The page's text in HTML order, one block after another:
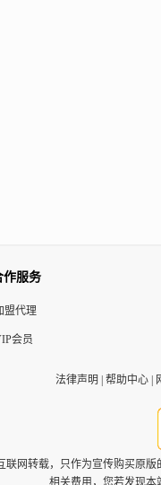
作服务
盟代理
会员
法律声明 帮助中心
联网转载，只作为宣传购买原
相关费用，您若发现本